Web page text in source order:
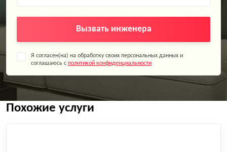
Вызвать инженера
Я согласен(на) на обработку своих персональных данных и
соглашаюсь с политикой конфиденциальности
Похожие услуги